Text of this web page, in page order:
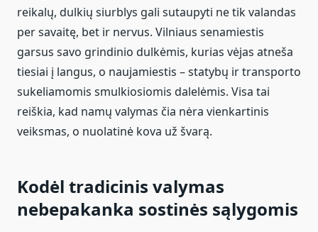
reikalų, dulkių siurblys gali sutaupyti ne tik valandas
per savaitę, bet ir nervus. Vilniaus senamiestis
garsus savo grindinio dulkėmis, kurias vėjas atneša
tiesiai į langus, o naujamiestis – statybų ir transporto
sukeliamomis smulkiosiomis dalelėmis. Visa tai
reiškia, kad namų valymas čia nėra vienkartinis
veiksmas, o nuolatinė kova už švarą.
Kodėl tradicinis valymas
nebepakanka sostinės sąlygomis